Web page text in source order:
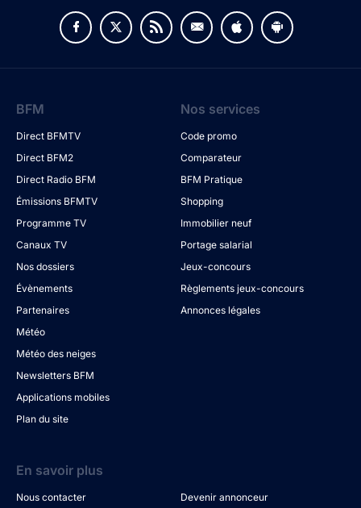
BFM
Direct BFMTV
Direct BFM2
Direct Radio BFM
Émissions BFMTV
Programme TV
Canaux TV
Nos dossiers
Évènements
Partenaires
Météo
Météo des neiges
Newsletters BFM
Applications mobiles
Plan du site
Nos services
Code promo
Comparateur
BFM Pratique
Shopping
Immobilier neuf
Portage salarial
Jeux-concours
Règlements jeux-concours
Annonces légales
En savoir plus
Nous contacter
Devenir annonceur